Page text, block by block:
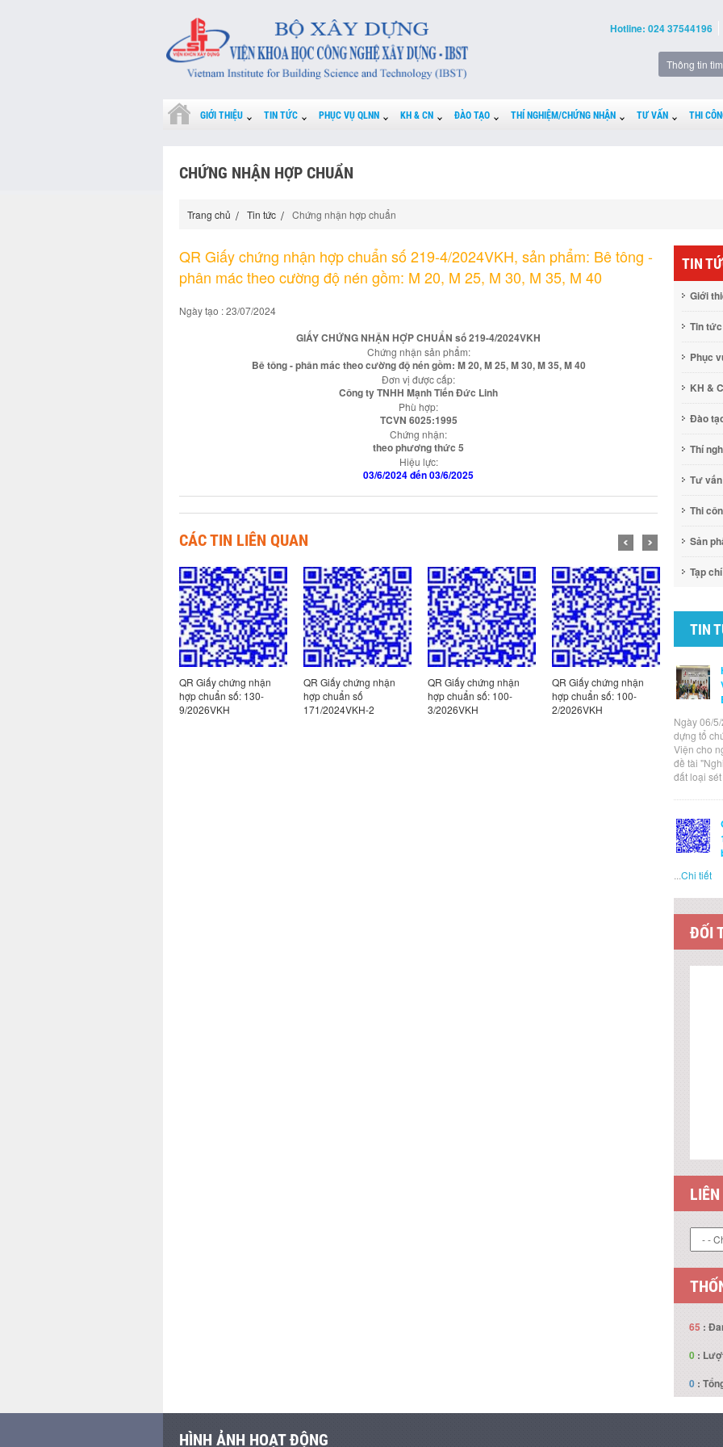
Hotline: 024 37544196
GIỚI THIỆU TIN TỨC PHỤC VỤ QLNN KH & CN ĐÀO TẠO THÍ NGHIỆM/CHỨNG NHẬN TƯ VẤN THI
CHỨNG NHẬN HỢP CHUẨN
Trang chủ Tin tức Chứng nhận hợp chuẩn
QR Giấy chứng nhận hợp chuẩn số 219-4/2024VKH, sản phẩm: Bê tông -
phân mác theo cường độ nén gồm: M 20, M 25, M 30, M 35, M 40
Ngày tạo : 23/07/2024
GIẤY CHỨNG NHẬN HỢP CHUẨN số 219-4/2024VKH
Chứng nhận sản phẩm:
Bê tông - phân mác theo cường độ nén gồm: M 20, M 25, M 30, M 35, M 40
Đơn vị được cấp:
Công ty TNHH Mạnh Tiến Đức Linh
Phù hợp:
TCVN 6025:1995
Chứng nhận:
theo phương thức 5
Hiệu lực:
03/6/2024 đến 03/6/2025
CÁC TIN LIÊN QUAN
QR Giấy chứng nhận
hợp chuẩn số: 130-
9/2026VKH
QR Giấy chứng nhận
hợp chuẩn số
171/2024VKH-2
QR Giấy chứng nhận
hợp chuẩn số: 100-
3/2026VKH
QR Giấy chứng nhận
hợp chuẩn số: 100-
2/2026VKH
QR Giấy
hợp
TIN
Giới
Tin tức
Phục
KH &
Đào
Thí
Tư vấn
Thi
Sản
Tạp chí
TIN
Ngày 06/
dựng tổ
Viện cho
đề tài
đất loại
...Chi tiết
ĐỐI
65 :
0 :
0 :
HÌNH ẢNH HOẠT ĐỘNG